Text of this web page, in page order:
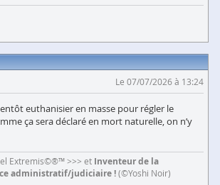
Le 07/07/2026 à 13:24
euthanisier en masse pour régler le
ça sera déclaré en mort naturelle, on n’y
Extremis©®™ >>> et Inventeur de la
administratif/judiciaire !(©Yoshi Noir)